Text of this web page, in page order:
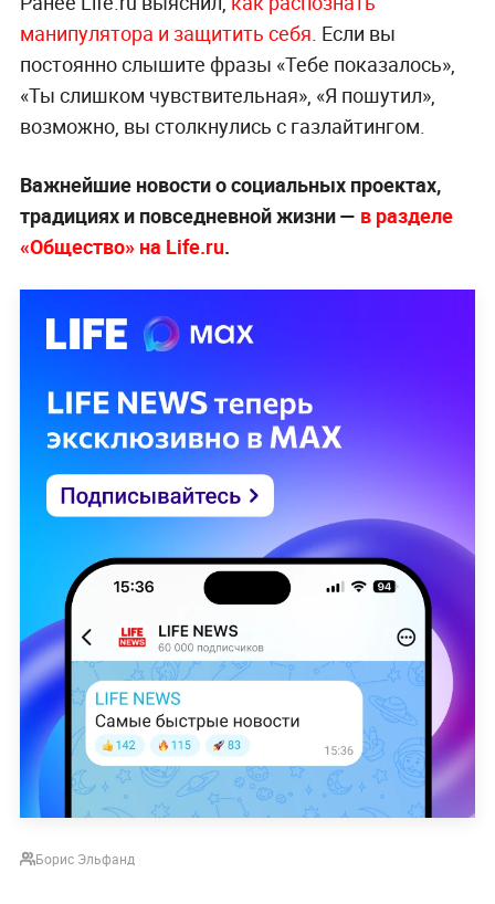
манипулятора и защитить себя. Если вы
постоянно слышите фразы «Тебе показалось»,
«Ты слишком чувствительная», «Я пошутил»,
возможно, вы столкнулись с газлайтингом.
Важнейшие новости о социальных проектах,
традициях и повседневной жизни — в разделе
«Общество» на Life.ru.
Борис Эльфанд